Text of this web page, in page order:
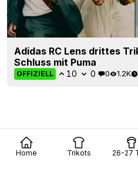
Home Trikots 26-27
Adidas RC Lens drittes
Schluss mit Puma
OFFIZIELL 10 0 0 1.2K